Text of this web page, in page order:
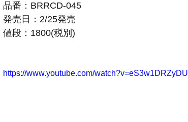
品番：BRRCD-045
発売日：2/25発売
値段：1800(税別)
https://www.youtube.com/watch?v=eS3w1DRZyDU